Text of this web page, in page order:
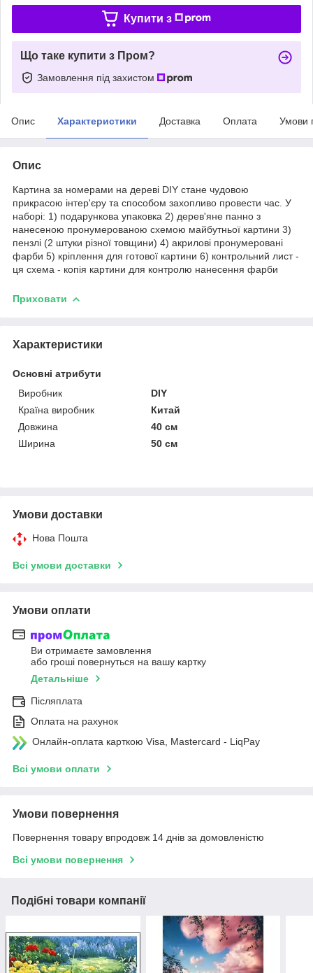
Купити з
Що таке купити з Пром?
Замовлення під захистом
Опис Характеристики Доставка Оплата Умови
Опис
Картина за номерами на дереві DIY стане чудовою
прикрасою інтер'єру та способом захопливо провести час. У
наборі: 1) подарункова упаковка 2) дерев'яне панно з
нанесеною пронумерованою схемою майбутньої картини 3)
пензлі (2 штуки різної товщини) 4) акрилові пронумеровані
фарби 5) кріплення для готової картини 6) контрольний лист -
ця схема - копія картини для контролю нанесення фарби
Приховати
Характеристики
Основні атрибути
Виробник
DIY
Країна виробник
Китай
Довжина
40 см
Ширина
50 см
Умови доставки
Нова Пошта
Всі умови доставки
Умови оплати
Ви отримаєте замовлення
або гроші повернуться на вашу картку
Детальніше
Післяплата
Оплата на рахунок
Онлайн-оплата карткою Visa, Mastercard - LiqPay
Всі умови оплати
Умови повернення
Повернення товару впродовж 14 днів за домовленістю
Всі умови повернення
Подібні товари компанії